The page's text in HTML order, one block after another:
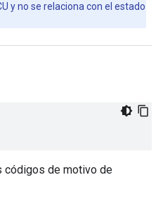
y no se relaciona con el estado
códigos de motivo de